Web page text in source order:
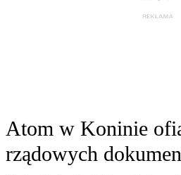
Atom w Koninie
rządowych